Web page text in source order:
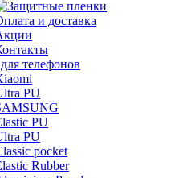
и доставка
телефонов
PU
PU
PU
pocket
Rubber